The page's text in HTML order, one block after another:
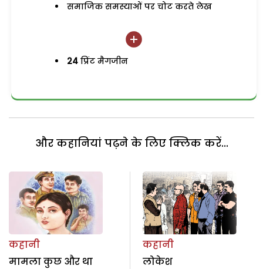
समाजिक समस्याओं पर चोट करते लेख
24 प्रिंट मैगजीन
और कहानियां पढ़ने के लिए क्लिक करें...
कहानी
मामला कुछ और था
कहानी
लोकेश